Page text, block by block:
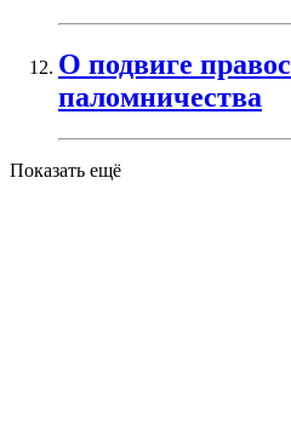
О подвиге
паломничества
Показать ещё